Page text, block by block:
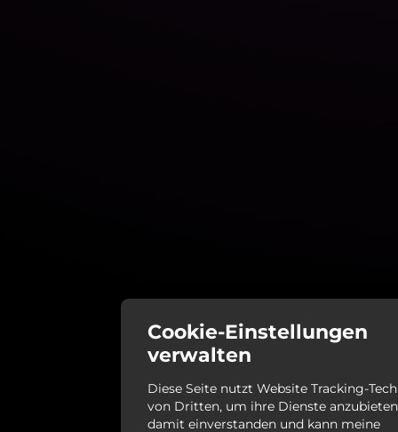
Cookie-Einstellungen
verwalten
Diese Seite nutzt Website Tracking-
von Dritten, um ihre Dienste
damit einverstanden und kann meine